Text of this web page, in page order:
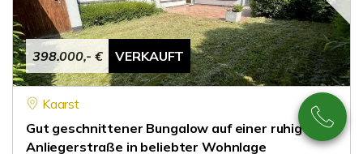
398.000,- € VERKAUFT
Kaarst
Gut geschnittener Bungalow auf einer ruhigen
Anliegerstraße in beliebter Wohnlage